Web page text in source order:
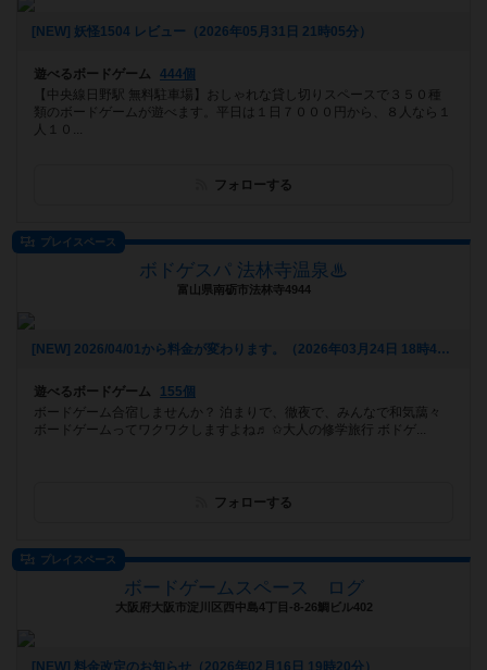
[NEW] 妖怪1504 レビュー（2026年05月31日 21時05分）
遊べるボードゲーム
444個
【中央線日野駅 無料駐車場】おしゃれな貸し切りスペースで３５０種
類のボードゲームが遊べます。平日は１日７０００円から、８人なら１
人１０...
フォローする
プレイスペース
ボドゲスパ 法林寺温泉♨
富山県南砺市法林寺4944
[NEW] 2026/04/01から料金が変わります。（2026年03月24日 18時49分）
遊べるボードゲーム
155個
ボードゲーム合宿しませんか？ 泊まりで、徹夜で、みんなで和気藹々
ボードゲームってワクワクしますよね♬ ✩大人の修学旅行 ボドゲ...
フォローする
プレイスペース
ボードゲームスペース ログ
大阪府大阪市淀川区西中島4丁目-8-26鯛ビル402
[NEW] 料金改定のお知らせ（2026年02月16日 19時20分）